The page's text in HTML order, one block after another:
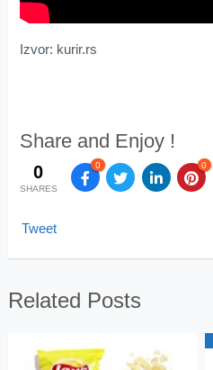
Izvor: kurir.rs
Share and Enjoy !
0
SHARES
0 0
Tweet
Related Posts